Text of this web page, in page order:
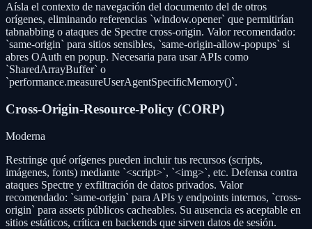
Aísla el contexto de navegación del documento del de otros
orígenes, eliminando referencias `window.opener` que permitirían
tabnabbing o ataques de Spectre cross-origin. Valor recomendado:
`same-origin` para sitios sensibles, `same-origin-allow-popups` si
abres OAuth en popup. Necesaria para usar APIs como
`SharedArrayBuffer` o
`performance.measureUserAgentSpecificMemory()`.
Cross-Origin-Resource-Policy (CORP)
Moderna
Restringe qué orígenes pueden incluir tus recursos (scripts,
imágenes, fonts) mediante `<script>`, `<img>`, etc. Defensa contra
ataques Spectre y exfiltración de datos privados. Valor
recomendado: `same-origin` para APIs y endpoints internos, `cross-
origin` para assets públicos cacheables. Su ausencia es aceptable en
sitios estáticos, crítica en backends que sirven datos de sesión.